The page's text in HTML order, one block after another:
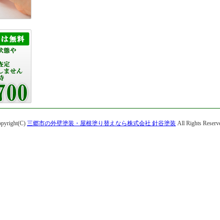
三郷市の外壁塗装・屋根塗り替えなら株式会社 針谷塗装 All Rights